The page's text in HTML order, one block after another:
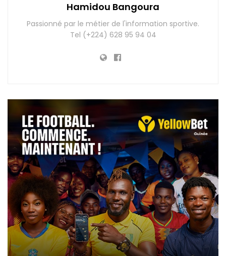
Hamidou Bangoura
Passionné par le métier de l'information sportive.
Tel (+224) 628 95 94 04